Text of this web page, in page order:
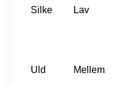
Silke Lav
Uld Mellem